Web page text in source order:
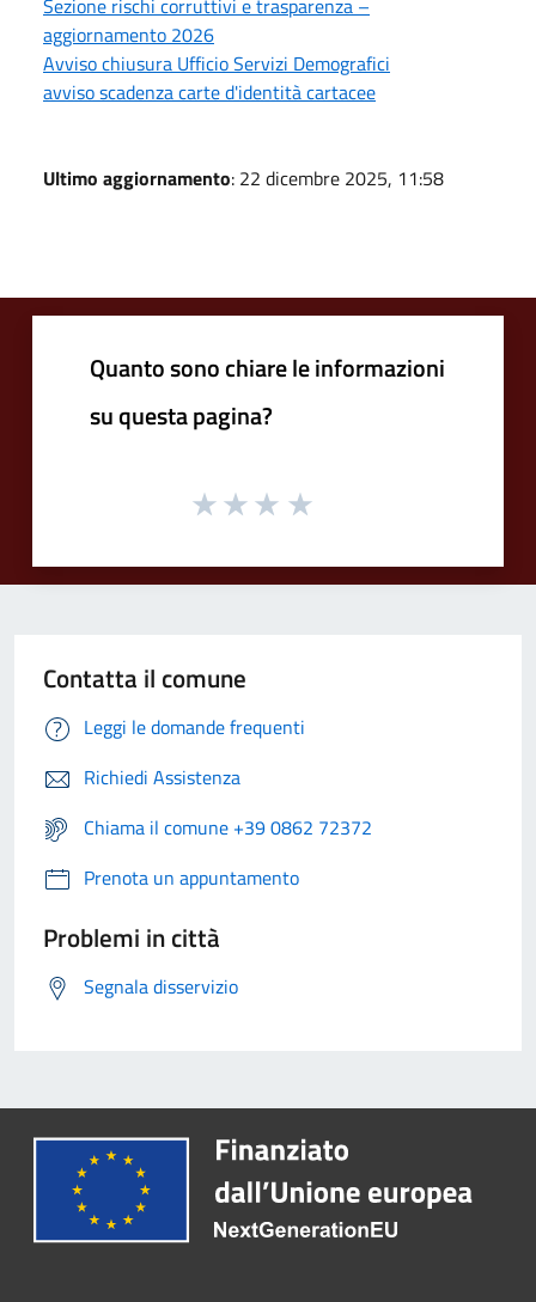
aggiornamento 2026
Avviso chiusura Ufficio Servizi Demografici
avviso scadenza carte d'identità cartacee
Ultimo aggiornamento: 22 dicembre 2025, 11:58
Quanto sono chiare le informazioni
su questa pagina?
Contatta il comune
Leggi le domande frequenti
Richiedi Assistenza
Chiama il comune +39 0862 72372
Prenota un appuntamento
Problemi in città
Segnala disservizio